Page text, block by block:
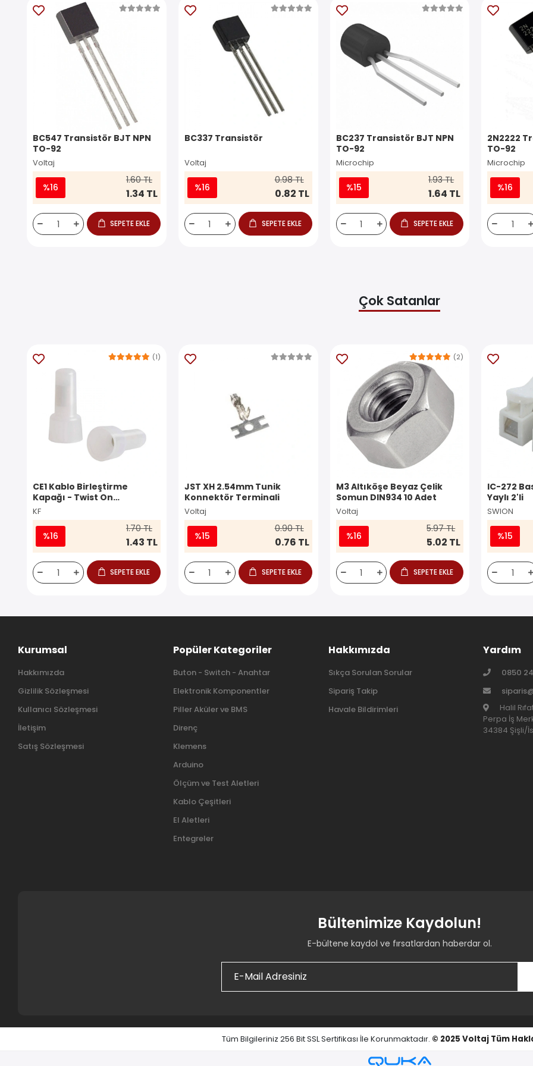
BC547 Transistör BJT NPN
TO-92
Voltaj
%16
1.60 TL
1.34 TL
SEPETE EKLE
BC337 Transistör
Voltaj
%16
0.98 TL
0.82 TL
SEPETE EKLE
BC237 Transistör BJT NPN
TO-92
Microchip
%15
1.93 TL
1.64 TL
SEPETE EKLE
2N2222
TO-92
Microchip
%16
Çok Satanlar
CE1 Kablo Birleştirme
Kapağı - Twist On
Konnektör
KF
(1)
%16
1.70 TL
1.43 TL
SEPETE EKLE
JST XH 2.54mm Tunik
Konnektör Terminali
Voltaj
%15
0.90 TL
0.76 TL
SEPETE EKLE
M3 Altıköşe Beyaz Çelik
Somun DIN934 10 Adet
Voltaj
(2)
%16
5.97 TL
5.02 TL
SEPETE EKLE
IC-272
Yaylı 2'li
SWION
%15
Kurumsal
Hakkımızda
Gizlilik Sözleşmesi
Kullanıcı Sözleşmesi
İletişim
Satış Sözleşmesi
Popüler Kategoriler
Buton - Switch - Anahtar
Elektronik Komponentler
Piller Aküler ve BMS
Direnç
Klemens
Arduino
Ölçüm ve Test Aletleri
Kablo Çeşitleri
El Aletleri
Entegreler
Hakkımızda
Sıkça Sorulan Sorular
Sipariş Takip
Havale Bildirimleri
Yardım
0850
Halil
Perpa İş
34384 Şişli/
Bültenimize Kaydolun!
E-bültene kaydol ve fırsatlardan haberdar ol.
Tüm Bilgileriniz 256 Bit SSL Sertifikası İle Korunmaktadır. © 2025Voltaj Tüm